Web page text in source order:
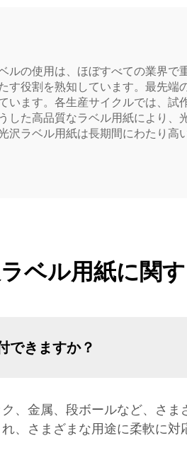
ルの使用は、ほぼすべての業界
す役割を熟知しています。最先
ます。各生産サイクルでは、
した高品質なラベル用紙により
ラベル用紙は長期間にわたり
ベル用紙に関
できますか？
、金属、段ボールなど、さ
、さまざまな用途に柔軟に対